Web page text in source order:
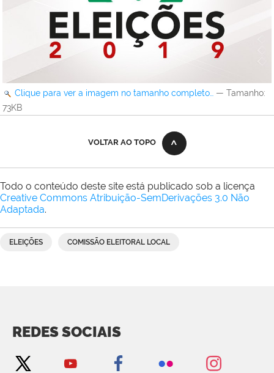
Clique para ver a imagem no tamanho completo… — Tamanho:
73KB
VOLTAR AO TOPO
Todo o conteúdo deste site está publicado sob a licença
Creative Commons Atribuição-SemDerivações 3.0 Não
Adaptada.
ELEIÇÕES COMISSÃO ELEITORAL LOCAL
REDES SOCIAIS